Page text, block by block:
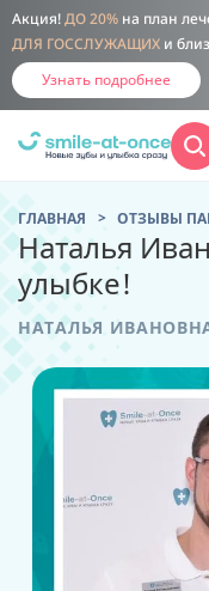
Акция! ДО 20% на план
ДЛЯ ГОССЛУЖАЩИХ и
Узнать подробнее
ГЛАВНАЯ ОТЗЫВЫ
Наталья
улыбке!
НАТАЛЬЯ